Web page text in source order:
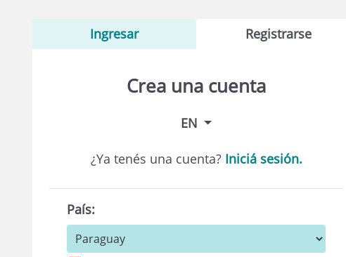
Ingresar Registrarse
Crea una cuenta
EN
¿Ya tenés una cuenta? Iniciá sesión.
País: